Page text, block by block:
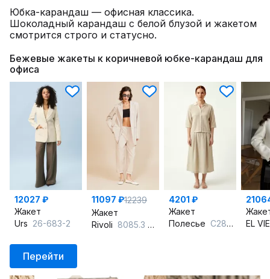
Юбка-карандаш — офисная классика.
Шоколадный карандаш с белой блузой и жакетом
смотрится строго и статусно.
Бежевые жакеты к коричневой юбке-карандаш для
офиса
12027 ₽
Жакет
Urs 26-683-2
11097 ₽12239
Жакет
Rivoli 8085.3 бежевый
4201 ₽
Жакет
Полесье С2886-25 5С2273-Д43 суровый
EL
Перейти